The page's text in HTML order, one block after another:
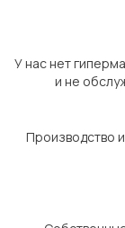
У нас нет
и не
Производство